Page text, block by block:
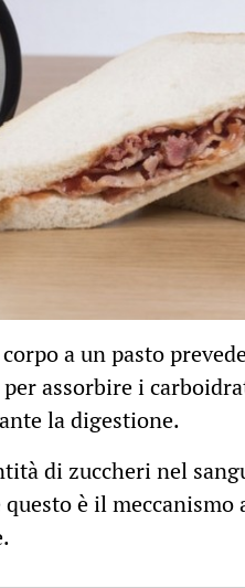
a un pasto
assorbire i
la digestione.
di zuccheri nel
è il meccanismo